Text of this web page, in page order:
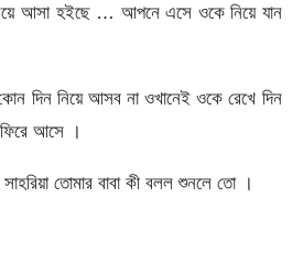
আসা হইছে … আপনে এসে ওকে নিয়ে যান
দিন নিয়ে আসব না ওখানেই ওকে রেখে দিন
আসে ।
তোমার বাবা কী বলল শুনলে তো ।